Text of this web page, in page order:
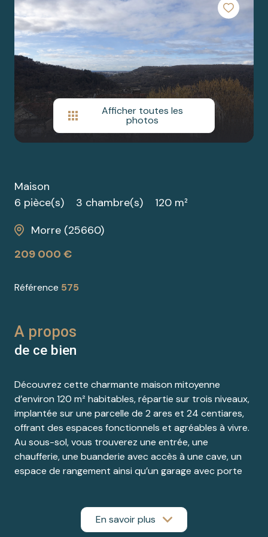
SAONE
BIENS
PRESTIGE
cherchez
un bien ?
nos
partenaires
nous
contacter
Afficher toutes les
photos
Maison
6 pièce(s)
3 chambre(s)
120 m²
Morre (25660)
209 000 €
Référence 575
A propos
de ce bien
Découvrez cette charmante maison mitoyenne
d’environ 120 m² habitables, répartie sur trois niveaux,
implantée sur une parcelle de 2 ares et 24 centiares,
offrant des espaces fonctionnels et agréables à vivre.
Au sous-sol, vous trouverez une entrée, une
chaufferie, une buanderie avec accès à une cave, un
espace de rangement ainsi qu’un garage avec porte
séparée, un salon avec cheminée, une salle à manger
lumineuse avec accès à un balcon offrant un vue
En savoir plus